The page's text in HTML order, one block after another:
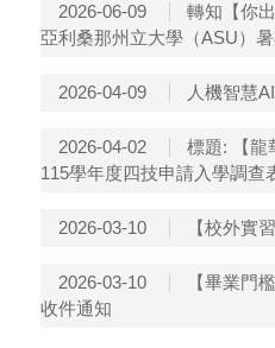
2026-06-09
轉知【你
亞利桑那州立大學（ASU）
2026-04-09 人機智慧AI
2026-04-02
標題: 【龍
115學年度四技申請入學調查
2026-03-10 【校外實
2026-03-10
【畢業門
收件通知